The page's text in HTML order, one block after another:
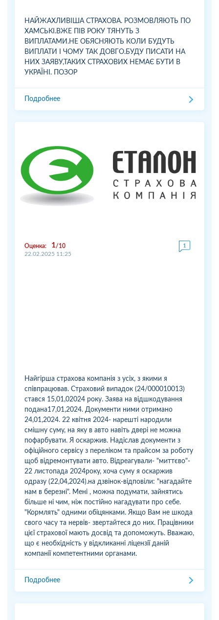
НАЙЖАХЛИВІША СТРАХОВА. РОЗМОВЛЯЮТЬ ПО
ХАМСЬКІ.ВЖЕ ПІВ РОКУ ТЯНУТЬ З
ВИПЛАТАМИ.НЕ ОБЯСНЯЮТЬ КОЛИ БУДУТЬ
ВИПЛАТИ І ЧОМУ ТАК ДОВГО.БУДУ ПИСАТИ НА
НИХ ЗАЯВУ,ТАКИХ СТРАХОВИХ НЕМАЄ БУТИ В
УКРАЇНІ. ПОЗОР
Подробнее
Оценка: 1 10
22.02.2025 11:25
Найгірша страхова компанія з усіх, з якими я
співпрацював. Страховий випадок (24/000010013)
стався 15,01,02024 року. Заява на відшкодування
подана17,01,2024. Документи ними отримано
24,01,2024. 22 квітня 2024- нарешті народили
смішну суму, на яку в авто навіть двері не можна
пофарбувати. Я оскаржив. Надіслав документи з
офіційного сервісу з переліком та прайсом за роботу
щоб відремонтувати авто. Відреагували- "миттєво"-
22 листопада 2024року, хоча суму я оскаржив
одразу (22,04,2024).на дзвінок-відповіли: "нагадайте
нам в березні". Мені , можна подумати, зайнятись
більше ні чим, ніж постійно нагадувати про себе.
"Кормлять" одними обіцянками. Якщо Вам не шкода
свого часу та нервів- звертайтеся до них. Працівники
цієї страхової мають досвід та допоможуть. Вважаю,
що є необхідність у відкликанні ліцензії даній
компанії компетентними органами.
Подробнее